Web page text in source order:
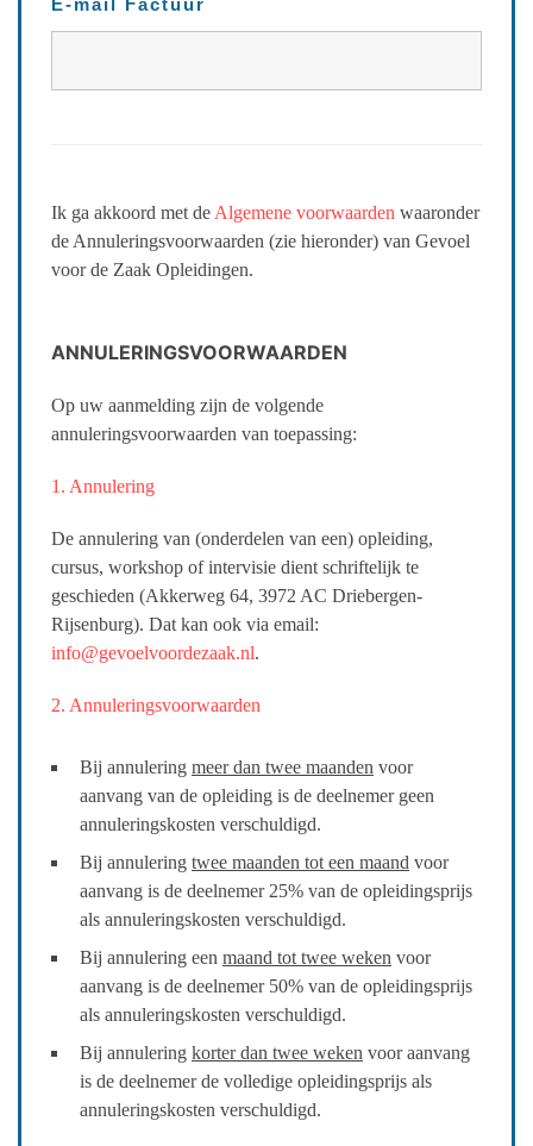
E-mail Factuur
Ik ga akkoord met deAlgemene voorwaarden waaronder
de Annuleringsvoorwaarden (zie hieronder) van Gevoel
voor de Zaak Opleidingen.
ANNULERINGSVOORWAARDEN
Op uw aanmelding zijn de volgende
annuleringsvoorwaarden van toepassing:
1. Annulering
De annulering van (onderdelen van een) opleiding,
cursus, workshop of intervisie dient schriftelijk te
geschieden (Akkerweg 64, 3972 AC Driebergen-
Rijsenburg). Dat kan ook via email:
info@gevoelvoordezaak.nl.
2. Annuleringsvoorwaarden
Bij annulering meer dan twee maanden voor
aanvang van de opleiding is de deelnemer geen
annuleringskosten verschuldigd.
Bij annulering twee maanden tot een maand voor
aanvang is de deelnemer 25% van de opleidingsprijs
als annuleringskosten verschuldigd.
Bij annulering een maand tot twee weken voor
aanvang is de deelnemer 50% van de opleidingsprijs
als annuleringskosten verschuldigd.
Bij annulering korter dan twee weken voor aanvang
is de deelnemer de volledige opleidingsprijs als
annuleringskosten verschuldigd.